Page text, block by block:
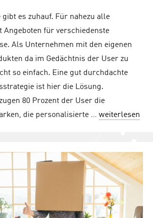
gibt es zuhauf. Für nahezu alle
Angeboten für verschiedenste
Als Unternehmen mit den eigenen
da im Gedächtnis der User zu
so einfach. Eine gut durchdachte
ist hier die Lösung.
80 Prozent der User die
die personalisierte … weiterlesen